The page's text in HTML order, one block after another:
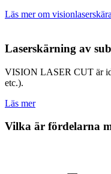
Läs mer om
Laserskärning av
VISION LASER CUT är
etc.).
Läs mer
Vilka är fördelarna